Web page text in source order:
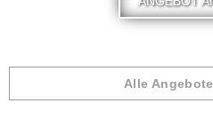
Alle